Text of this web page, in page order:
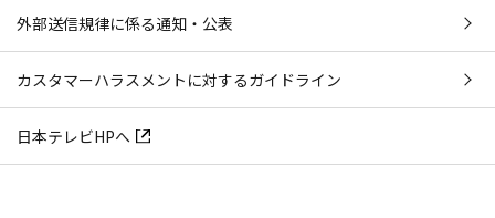
外部送信規律に係る通知・公表
カスタマーハラスメントに対するガイドライン
日本テレビHPへ